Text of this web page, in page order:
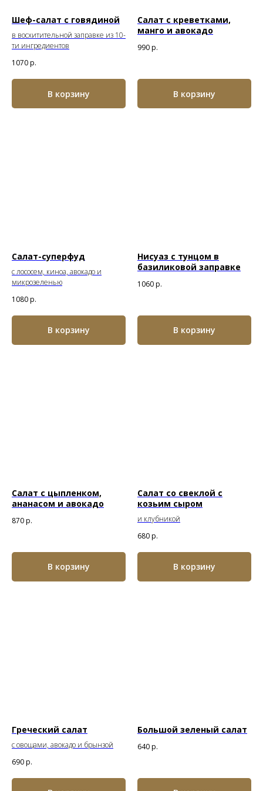
Шеф-салат с говядиной
в восхитительной заправке из 10-
ти ингредиентов
1070р.
В корзину
Салат с креветками,
манго и авокадо
990р.
В корзину
Салат-суперфуд
с лососем, киноа, авокадо и
микрозеленью
1080р.
В корзину
Нисуаз с тунцом в
базиликовой заправке
1060р.
В корзину
Салат c цыпленком,
ананасом и авокадо
870р.
В корзину
Салат со свеклой с
козьим сыром
и клубникой
680р.
В корзину
Греческий салат
с овощами, авокадо и брынзой
690р.
Большой зеленый салат
640р.